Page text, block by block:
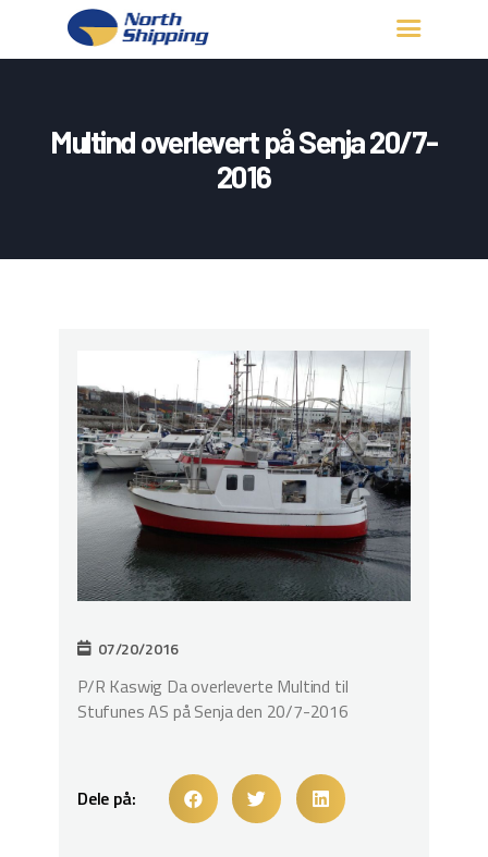
Multind overlevert på Senja 20/7-
2016
OM OSS
LOGG INN
07/20/2016
P/R Kaswig Da overleverte Multind til
Stufunes AS på Senja den 20/7-2016
Dele på: